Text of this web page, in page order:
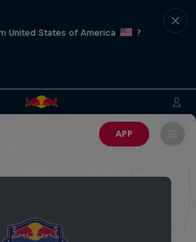
United States of America
?
APP